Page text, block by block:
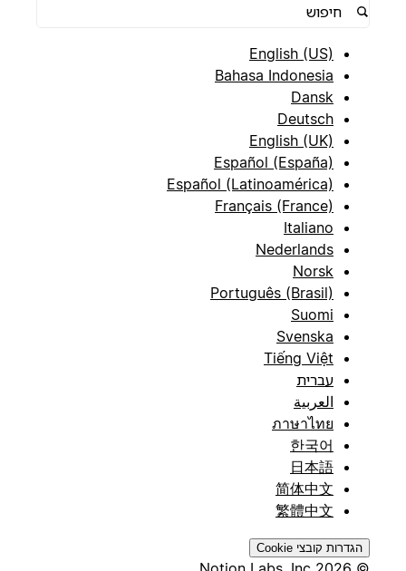
English (US)
Bahasa Indonesia
Dansk
Deutsch
English (UK)
Español (España)
Español (Latinoamérica)
Français (France)
Italiano
Nederlands
Norsk
Português (Brasil)
Suomi
Svenska
Tiếng Việt
עברית
العربية
ภาษาไทย
한국어
日本語
简体中文
繁體中文
הגדרות קובצי Cookie